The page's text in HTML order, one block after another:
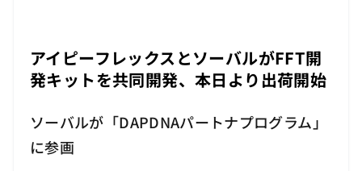
よく検索されるキーワード #AI
#採用情報
#ビジネスパートナー#組込み
アイピーフレックスとソーバルがFFT開
発キットを共同開発、本日より出荷開始
ソーバルが「DAPDNAパートナプログラム」
に参画